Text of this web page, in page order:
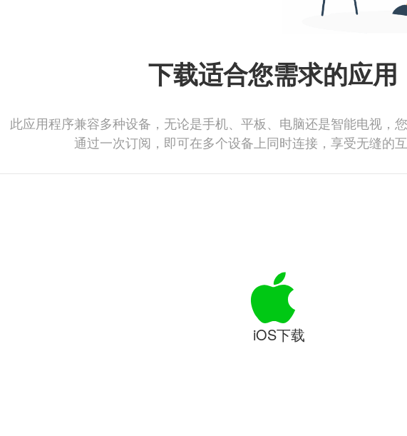
下载适合您需求的应用
此应用程序兼容多种设备，无论是手机、平板、电脑还是智能电视，
通过一次订阅，即可在多个设备上同时连接，享受无缝的互
iOS下载